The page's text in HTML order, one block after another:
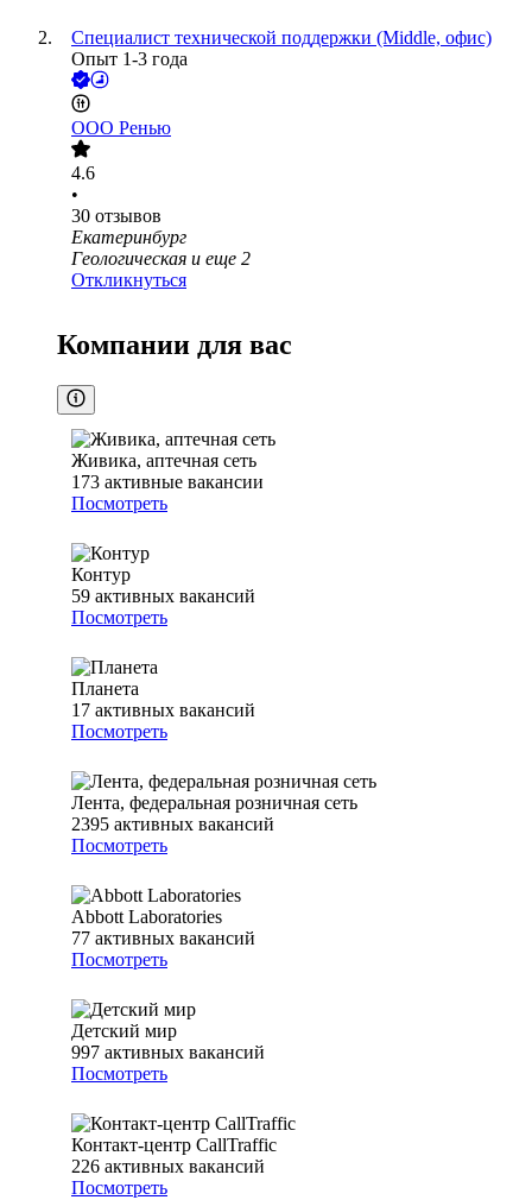
Специалист технической поддержки (Middle, офис)
Опыт 1-3 года
ООО Ренью
4.6
•
30 отзывов
Екатеринбург
Геологическая и еще 2
Откликнуться
Компании для вас
Живика, аптечная сеть
173 активные вакансии
Посмотреть
Контур
59 активных вакансий
Посмотреть
Планета
17 активных вакансий
Посмотреть
Лента, федеральная розничная сеть
2395 активных вакансий
Посмотреть
Abbott Laboratories
77 активных вакансий
Посмотреть
Детский мир
997 активных вакансий
Посмотреть
Контакт-центр CallTraffic
226 активных вакансий
Посмотреть